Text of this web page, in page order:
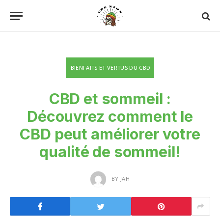
BIENFAITS ET VERTUS DU CBD
CBD et sommeil :
Découvrez comment le
CBD peut améliorer votre
qualité de sommeil!
BY JAH